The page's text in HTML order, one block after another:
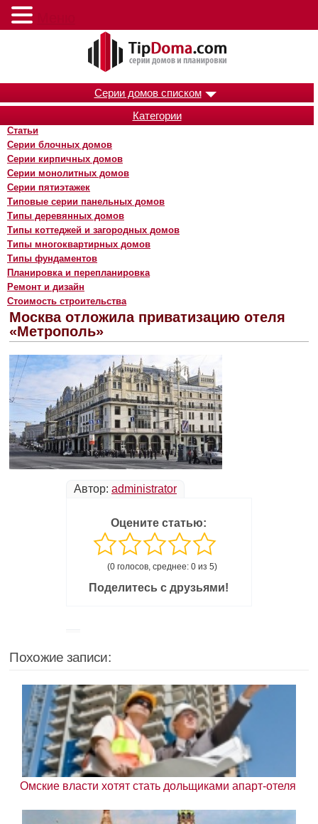
Серии домов списком
Категории
Статьи
Серии блочных домов
Серии кирпичных домов
Серии монолитных домов
Серии пятиэтажек
Типовые серии панельных домов
Типы деревянных домов
Типы коттеджей и загородных домов
Типы многоквартирных домов
Типы фундаментов
Планировка и перепланировка
Ремонт и дизайн
Стоимость строительства
Москва отложила приватизацию отеля
«Метрополь»
Автор: administrator
Оцените статью:
(0 голосов, среднее: 0 из 5)
Поделитесь с друзьями!
Похожие записи:
Омские власти хотят стать дольщиками апарт-отеля